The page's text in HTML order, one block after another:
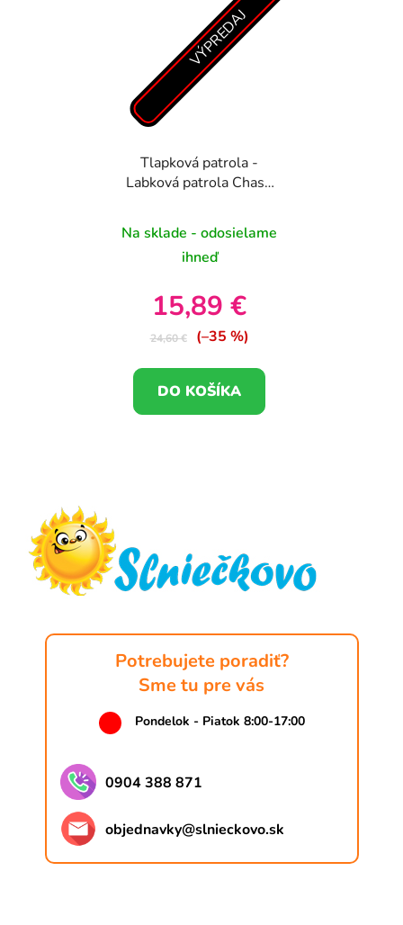
VÝPREDAJ
Tlapková patrola -
Labková patrola Chase
27cm
Na sklade - odosielame
ihneď
15,89 €
24,60 € (–35 %)
DO KOŠÍKA
Potrebujete poradiť?
Sme tu pre vás
Pondelok - Piatok 8:00-17:00
0904 388 871
objednavky@slnieckovo.sk